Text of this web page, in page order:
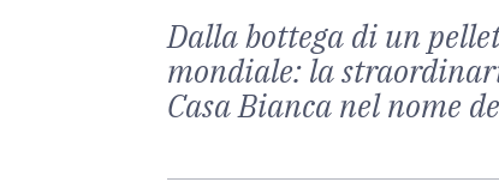
Dalla bottega di un
mondiale: la
Casa Bianca nel nome